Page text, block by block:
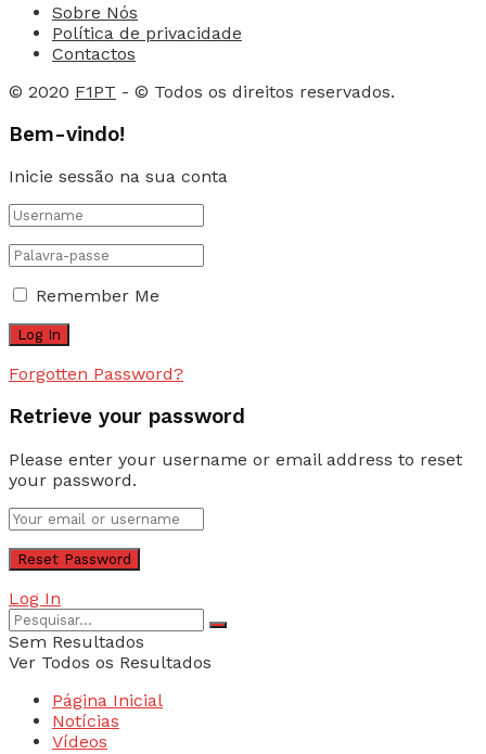
Sobre Nós
Política de privacidade
Contactos
© 2020 F1PT - © Todos os direitos reservados.
Bem-vindo!
Inicie sessão na sua conta
Remember Me
Forgotten Password?
Retrieve your password
Please enter your username or email address to reset
your password.
Log In
Sem Resultados
Ver Todos os Resultados
Página Inicial
Notícias
Vídeos